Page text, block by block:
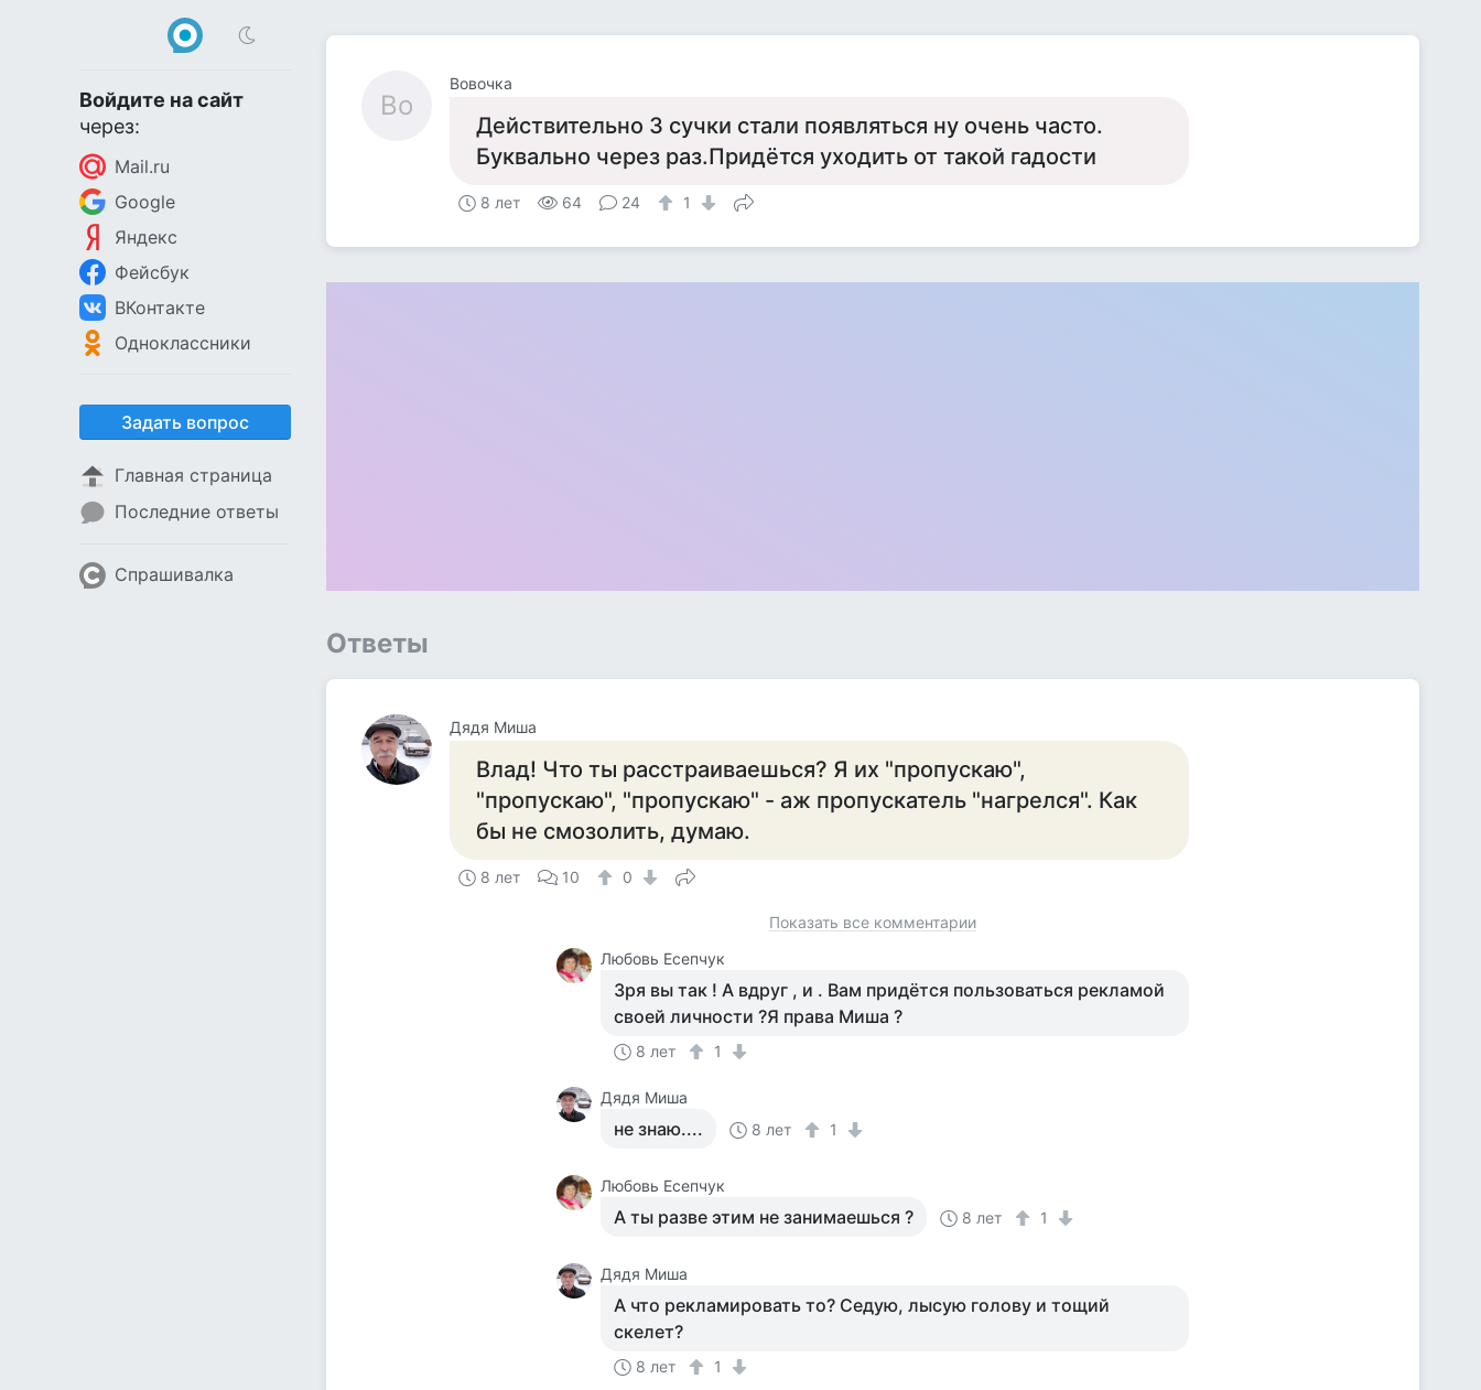
Войдите на сайт
через:
Mail.ru
Google
Яндекс
Фейсбук
ВКонтакте
Одноклассники
Задать вопрос
Главная страница
Последние ответы
Спрашивалка
Во
Вовочка
Действительно 3 сучки стали появляться ну очень часто.
Буквально через раз.Придётся уходить от такой гадости
8 лет 64 24 1
Ответы
Дядя Миша
Влад! Что ты расстраиваешься? Я их "пропускаю",
"пропускаю", "пропускаю" - аж пропускатель "нагрелся". Как
бы не смозолить, думаю.
8 лет 10 0
Показать все комментарии
Любовь Есепчук
Зря вы так ! А вдруг , и . Вам придётся пользоваться рекламой
своей личности ?Я права Миша ?
8 лет 1
Дядя Миша
не знаю.... 8 лет 1
Любовь Есепчук
А ты разве этим не занимаешься ? 8 лет 1
Дядя Миша
А что рекламировать то? Седую, лысую голову и тощий
скелет?
8 лет 1